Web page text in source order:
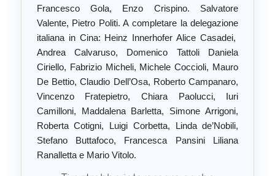
Francesco Gola, Enzo Crispino. Salvatore
Valente, Pietro Politi. A completare la delegazione
italiana in Cina: Heinz Innerhofer Alice Casadei,
Andrea Calvaruso, Domenico Tattoli Daniela
Ciriello, Fabrizio Micheli, Michele Coccioli, Mauro
De Bettio, Claudio Dell’Osa, Roberto Campanaro,
Vincenzo Fratepietro, Chiara Paolucci, Iuri
Camilloni, Maddalena Barletta, Simone Arrigoni,
Roberta Cotigni, Luigi Corbetta, Linda de’Nobili,
Stefano Buttafoco, Francesca Pansini Liliana
Ranalletta e Mario Vitolo.